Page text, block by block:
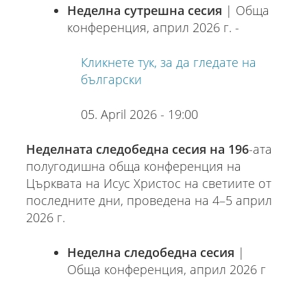
Неделна сутрешна сесия | Обща
конференция, април 2026 г. -
Кликнете тук, за да гледате на
български
05. April 2026 - 19:00
Неделната следобедна сесия на 196-ата
полугодишна обща конференция на
Църквата на Исус Христос на светиите от
последните дни, проведена на 4–5 април
2026 г.
Неделна следобедна сесия |
Обща конференция, април 2026 г